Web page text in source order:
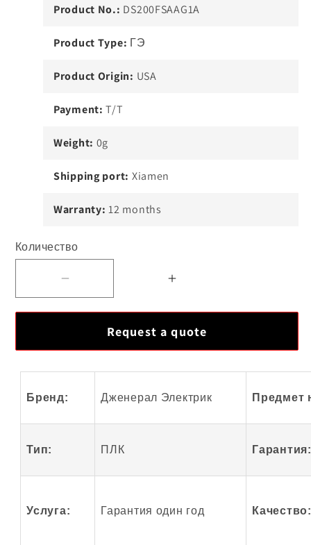
Product No.: DS200FSAAG1A
Product Type: ГЭ
Product Origin: USA
Payment: T/T
Weight: 0g
Shipping port: Xiamen
Warranty: 12 months
Количество
Лучший
GE
Fanuc
Увеличить
Лучший
GE
Fanuc
Request a quote
Бренд: Дженерал Электрик Предмет
Тип: ПЛК Гарантия:
Услуга: Гарантия один год Качество: